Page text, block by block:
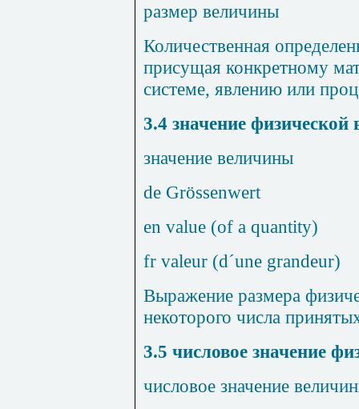
размер величины
Количественная
присущая конкретному
системе, явлению или
3.4 значение
значение величины
de Grössenwert
en value (of a quantity)
fr valeur (d´une grandeur)
Выражение размера
некоторого числа
3.5 числовое значение
числовое значение